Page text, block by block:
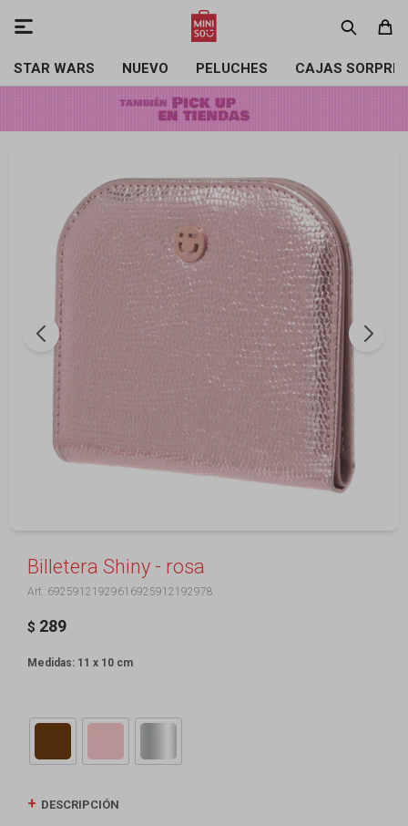
STAR WARS NUEVO PELUCHES CAJAS

Billetera Shiny - rosa
69259121929616925912192978
$ 289
Medidas: 11 x 10 cm
DESCRIPCIÓN